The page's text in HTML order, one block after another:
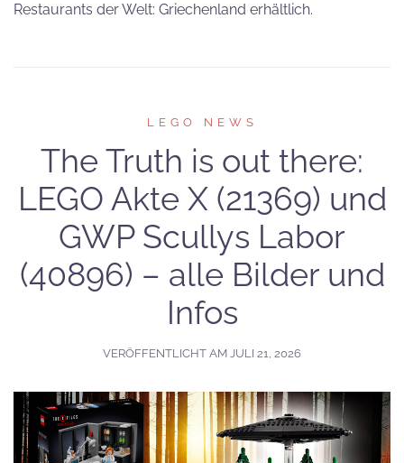
Restaurants der Welt: Griechenland erhältlich.
LEGO NEWS
The Truth is out there:
LEGO Akte X (21369) und
GWP Scullys Labor
(40896) – alle Bilder und
Infos
VERÖFFENTLICHT AM JULI 21, 2026